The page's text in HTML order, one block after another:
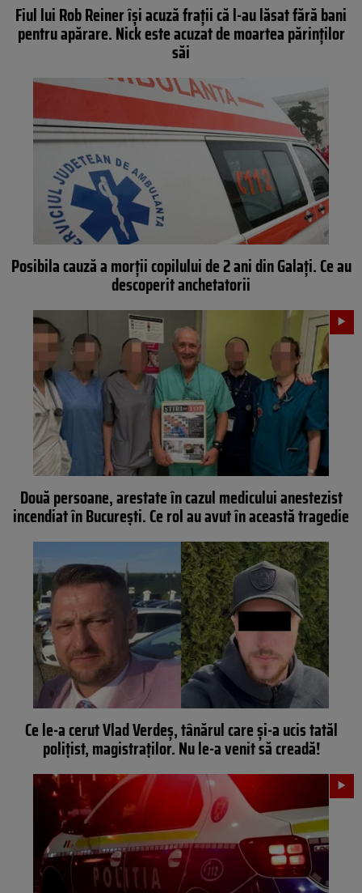
Fiul lui Rob Reiner își acuză frații că l-au lăsat fără bani
pentru apărare. Nick este acuzat de moartea părinților
săi
Posibila cauză a morții copilului de 2 ani din Galați. Ce au
descoperit anchetatorii
Două persoane, arestate în cazul medicului anestezist
incendiat în București. Ce rol au avut în această tragedie
Ce le-a cerut Vlad Verdeș, tânărul care și-a ucis tatăl
polițist, magistraților. Nu le-a venit să creadă!